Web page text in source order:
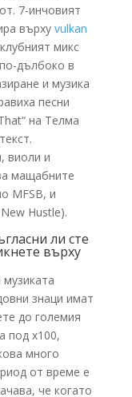
7-инчовият
върху vulkan
микс
дълбоко в
и музика
песни
на Телма
виоли и
мащабните
MFSB, и
Hustle).
ли сте
върху
знаци имат
до големия
под x100,
много
от време е
че когато